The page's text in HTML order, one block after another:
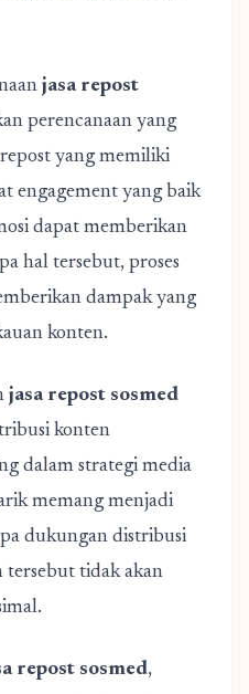
jasa repost
perencanaan yang
yang memiliki
engagement yang baik
dapat memberikan
hal tersebut, proses
dampak yang
konten.
jasa repost sosmed
konten
dalam strategi media
memang menjadi
dukungan distribusi
tersebut tidak akan
repost sosmed,